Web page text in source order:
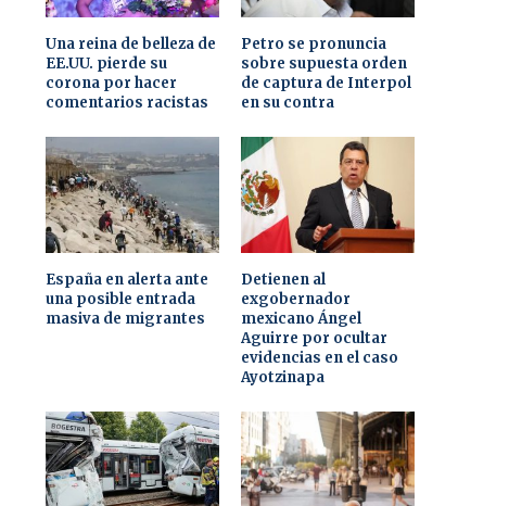
Una reina de belleza de
EE.UU. pierde su
corona por hacer
comentarios racistas
Petro se pronuncia
sobre supuesta orden
de captura de Interpol
en su contra
España en alerta ante
una posible entrada
masiva de migrantes
Detienen al
exgobernador
mexicano Ángel
Aguirre por ocultar
evidencias en el caso
Ayotzinapa